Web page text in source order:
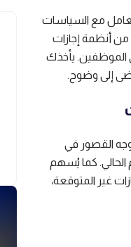
مع السياسات
أنظمة إجازات
الموظفين. يأخذك
إلى وضوح.
القصور في
الحالي. كما يُسهم
غير المتوقعة،